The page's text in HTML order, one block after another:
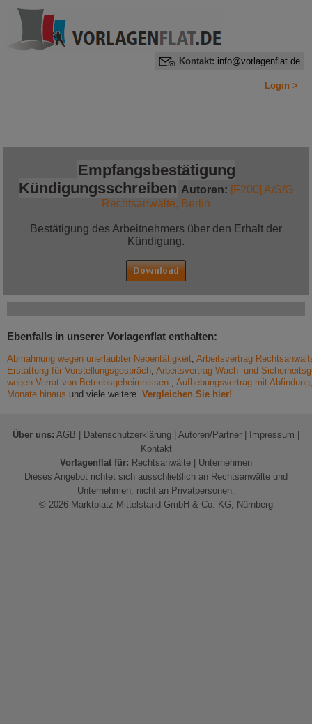
Kontakt: info@vorlagenflat.de
Login >
Empfangsbestätigung
Kündigungsschreiben Autoren: [F200] A/S/G
Rechtsanwälte, Berlin
Bestätigung des Arbeitnehmers über den Erhalt der
Kündigung.
Ebenfalls in unserer Vorlagenflat enthalten:
Abmahnung wegen unerlaubter Nebentätigkeit, Arbeitsvertrag
Erstattung für Vorstellungsgespräch, Arbeitsvertrag Wach- und
wegen Verrat von Betriebsgeheimnissen , Aufhebungsvertrag mit Abfindung
Monate hinaus und viele weitere. Vergleichen Sie hier!
Über uns: AGB Datenschutzerklärung Autoren/Partner Impressum
Kontakt
Vorlagenflat für: Rechtsanwälte
Unternehmen
Dieses Angebot richtet sich ausschließlich an Rechtsanwälte und
Unternehmen, nicht an Privatpersonen.
© 2026 Marktplatz Mittelstand GmbH & Co. KG; Nürnberg